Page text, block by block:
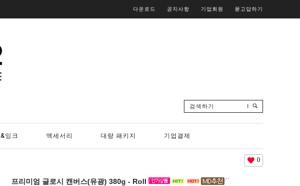
다운로드 공지사항 기업회원 묻고답하기
검색하기
잉크 액세서리 대량 패키지 기업결제
0
프리미엄 글로시 캔버스(유광) 380g - Roll